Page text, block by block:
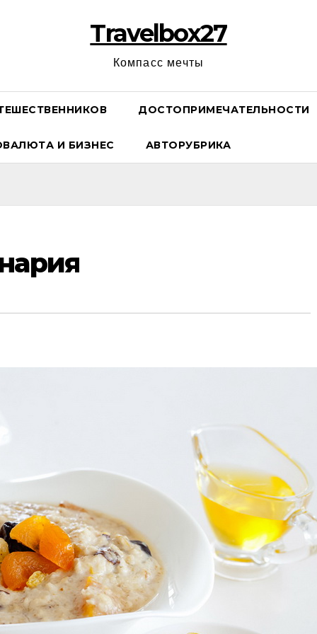
Travelbox27
Компасс мечты
ДОСТОПРИМЕЧАТЕЛЬНОСТИ
И БИЗНЕС АВТОРУБРИКА